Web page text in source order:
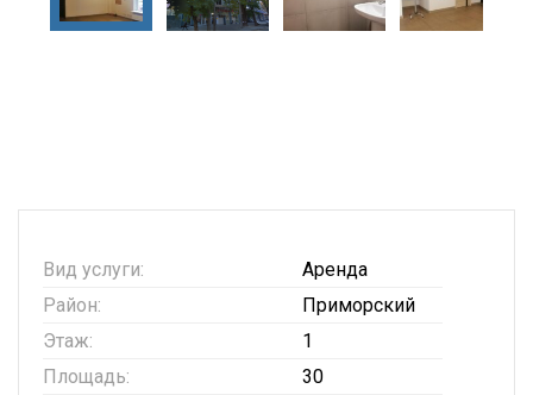
Вид услуги:
Аренда
Район:
Приморский
Этаж:
1
Площадь:
30